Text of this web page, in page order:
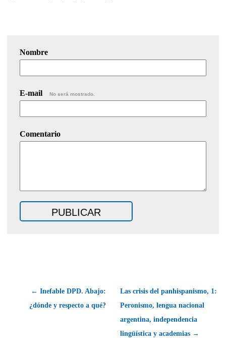
Nombre
E-mail No será mostrado.
Comentario
← Inefable DPD. Abajo:
¿dónde y respecto a qué?
Las crisis del panhispanismo, 1:
Peronismo, lengua nacional
argentina, independencia
lingüística y academias →